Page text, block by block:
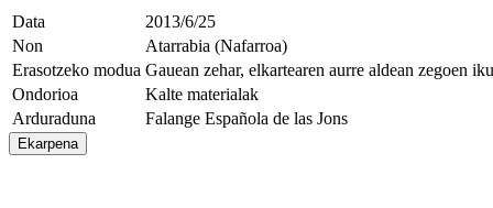
Data
2013/6/25
Non
Atarrabia (Nafarroa)
Erasotzeko modua Gauean zehar, elkartearen aurre aldean zegoen
Ondorioa
Kalte materialak
Arduraduna
Falange Española de las Jons